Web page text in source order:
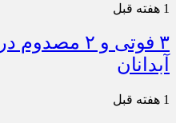
1 هفته قبل
۳ فوتی و ۲
آبدانان
1 هفته قبل